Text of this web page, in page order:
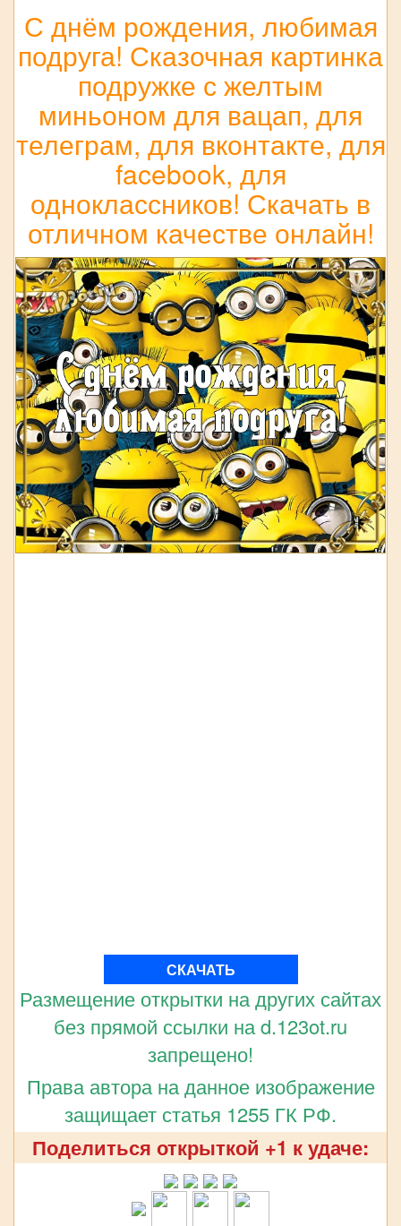
С днём рождения, любимая
подруга! Сказочная картинка
подружке с желтым
миньоном для вацап, для
телеграм, для вконтакте, для
facebook, для
одноклассников! Скачать в
отличном качестве онлайн!
СКАЧАТЬ
Размещение открытки на других сайтах
без прямой ссылки на d.123ot.ru
запрещено!
Права автора на данное изображение
защищает статья 1255 ГК РФ.
Поделиться открыткой +1 к удаче: